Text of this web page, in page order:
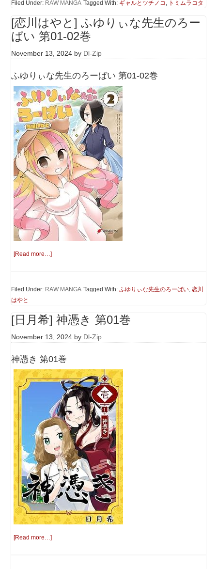
Filed Under: RAW MANGA Tagged With: ギャルとツチノコ , トミムラコタ
[恋川はやと] ふゆりぃな先生のろー
ばい 第01-02巻
November 13, 2024 by Dl-Zip
ふゆりぃな先生のろーばい 第01-02巻
[Read more…]
Filed Under: RAW MANGA Tagged With:ふゆりぃな先生のろーばい,恋川
はやと
[日月希] 神憑き 第01巻
November 13, 2024 by Dl-Zip
神憑き 第01巻
[Read more…]